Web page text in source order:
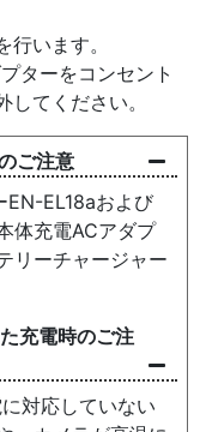
います。
ターをコンセント
てください。
ご注意
EL18aおよび
体充電ACアダプ
リーチャージャー
充電時のご注
対応していない